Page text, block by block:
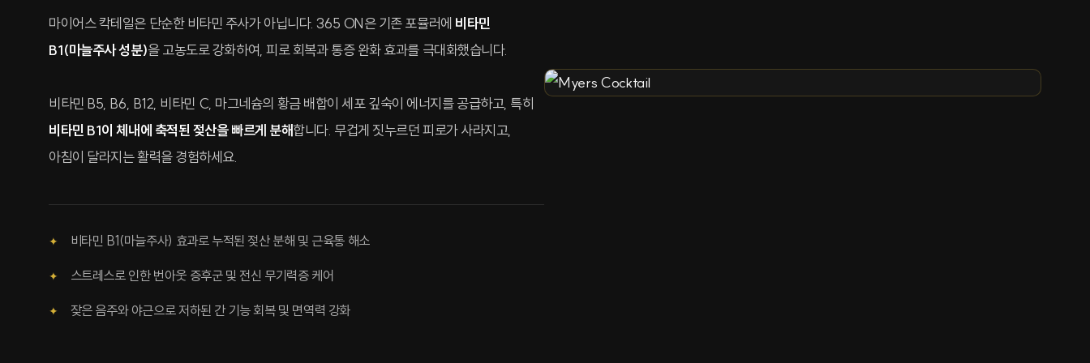
마이어스 칵테일은 단순한 비타민 주사가 아닙니다. 365 ON은 기존 포뮬러에 비타민
B1(마늘주사 성분)을 고농도로 강화하여, 피로 회복과 통증 완화 효과를 극대화했습니다.
비타민 B5, B6, B12, 비타민 C, 마그네슘의 황금 배합이 세포 깊숙이 에너지를 공급하고, 특히
비타민 B1이 체내에 축적된 젖산을 빠르게 분해합니다. 무겁게 짓누르던 피로가 사라지고,
아침이 달라지는 활력을 경험하세요.
비타민 B1(마늘주사) 효과로 누적된 젖산 분해 및 근육통 해소
스트레스로 인한 번아웃 증후군 및 전신 무기력증 케어
잦은 음주와 야근으로 저하된 간 기능 회복 및 면역력 강화